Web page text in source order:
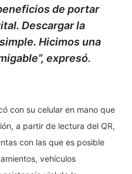
de portar
Descargar la
Hicimos una
expresó.
con su celular en mano que
a partir de lectura del QR,
con las que es posible
vehículos